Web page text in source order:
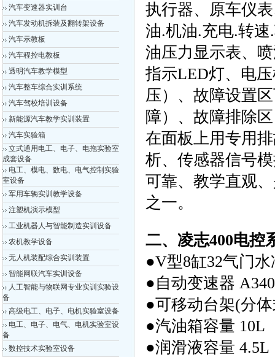
汽车变速器实训台
汽车发动机拆装及翻转架设备
汽车示教板
汽车程控电教板
透明汽车教学模型
汽车整车综合实训系统
汽车驾校培训设备
新能源汽车教学实训装置
汽车实验箱
立式通用电工、电子、电拖实验室
成套设备
电工、模电、数电、电气控制实验
室设备
军用车辆实训教学设备
注塑机演示模型
工业机器人与智能制造实训设备
农机教学设备
无人机装配综合实训装置
智能网联汽车实训设备
人工智能与物联网专业实训实验设
备
高级电工、电子、电机实验室设备
电工、电子、电气、电机实验室设
备
数控技术实验室设备
执行器、原车仪
油.机油.充电.转
油压力显示表、
指示LED灯、电
压）、故障设置
障）、故障排除
在面板上用专用
析、传感器信号
可靠、教学直观
之一。
二、凌志400电控
●V型8缸32气门
●自动变速器
●可移动台架(分
●汽油箱容量 10L
●润滑液容量 4.5L